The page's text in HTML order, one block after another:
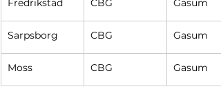
Fredrikstad CBG Gasum
Sarpsborg CBG Gasum
Moss CBG Gasum